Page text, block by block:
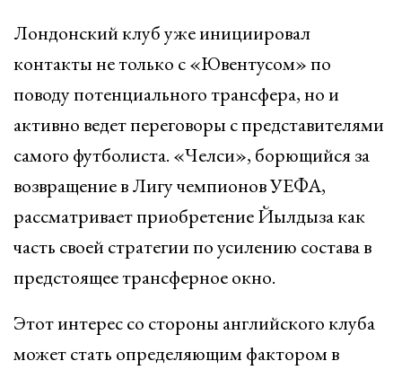
Лондонский клуб уже инициировал
контакты не только с «Ювентусом» по
поводу потенциального трансфера, но и
активно ведет переговоры с представителями
самого футболиста. «Челси», борющийся за
возвращение в Лигу чемпионов УЕФА,
рассматривает приобретение Йылдыза как
часть своей стратегии по усилению состава в
предстоящее трансферное окно.
Этот интерес со стороны английского клуба
может стать определяющим фактором в